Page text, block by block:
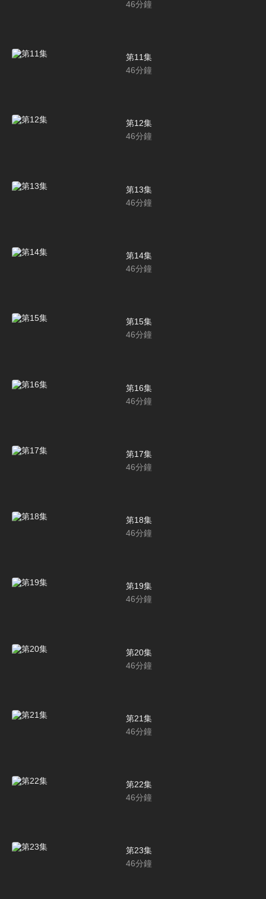
46分鐘
第11集
46分鐘
第12集
46分鐘
第13集
46分鐘
第14集
46分鐘
第15集
46分鐘
第16集
46分鐘
第17集
46分鐘
第18集
46分鐘
第19集
46分鐘
第20集
46分鐘
第21集
46分鐘
第22集
46分鐘
第23集
46分鐘